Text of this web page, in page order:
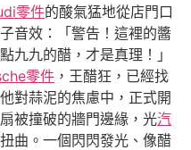
零件的酸氣猛地從店門口
音效：「警告！這裡的醬
九九的醋，才是真理！」
零件 ，王醋狂，已經找
對蒜泥的焦慮中，正式開
被撞破的牆門邊緣，光汽
曲。一個閃閃發光、像醋